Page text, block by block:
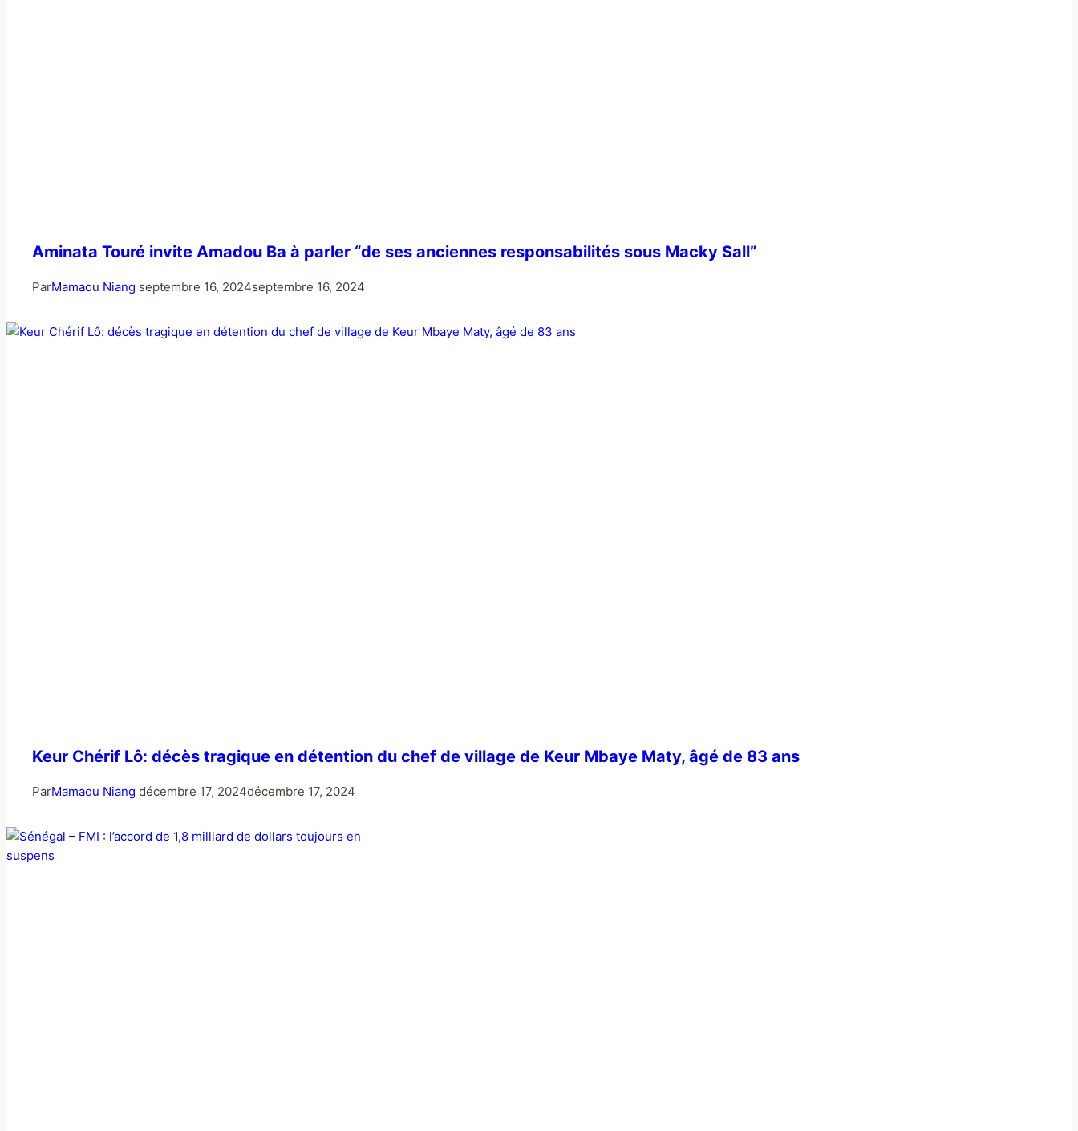
Aminata Touré invite Amadou Ba à parler “de ses anciennes responsabilités sous Macky Sall”
ParMamaou Niang septembre 16, 2024septembre 16, 2024
Keur Chérif Lô: décès tragique en détention du chef de village de Keur Mbaye Maty, âgé de 83 ans
ParMamaou Niang décembre 17, 2024décembre 17, 2024